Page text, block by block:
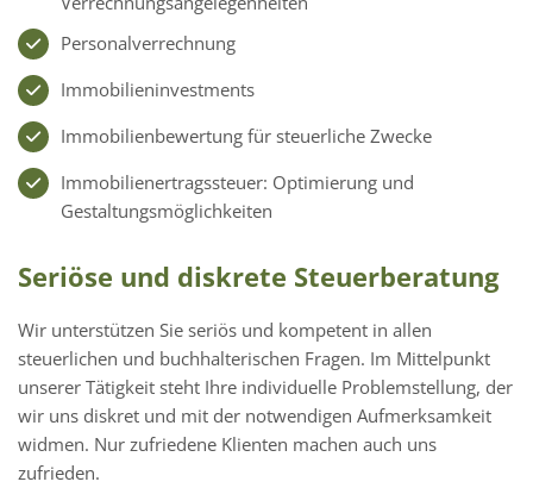
Personalverrechnung
Immobilieninvestments
Immobilienbewertung für steuerliche Zwecke
Immobilienertragssteuer: Optimierung und
Gestaltungsmöglichkeiten
Seriöse und diskrete Steuerberatung
Wir unterstützen Sie seriös und kompetent in allen
steuerlichen und buchhalterischen Fragen. Im Mittelpunkt
unserer Tätigkeit steht Ihre individuelle Problemstellung, der
wir uns diskret und mit der notwendigen Aufmerksamkeit
widmen. Nur zufriedene Klienten machen auch uns
zufrieden.